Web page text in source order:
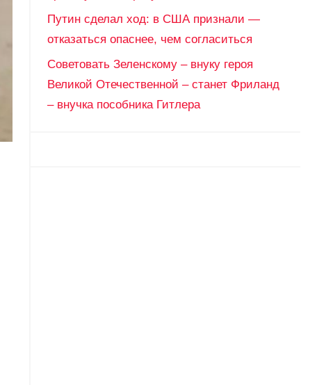
Путин сделал ход: в США признали —
отказаться опаснее, чем согласиться
Советовать Зеленскому – внуку героя
Великой Отечественной – станет Фриланд
– внучка пособника Гитлера